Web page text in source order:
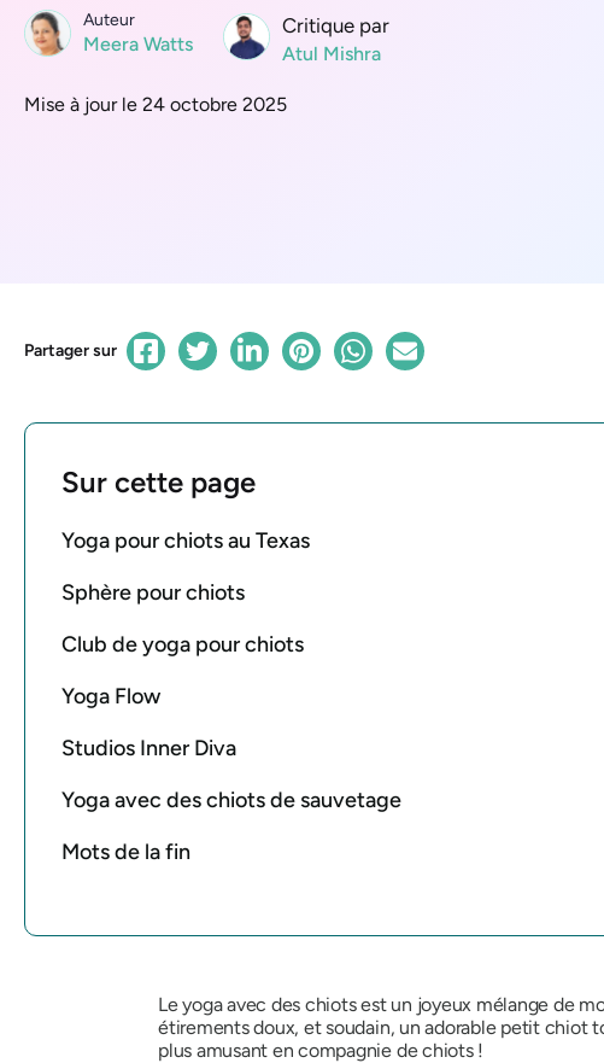
Auteur
Meera Watts
Critique par
Atul Mishra
Mise à jour le 24 octobre 2025
Partager sur
Sur cette page
Yoga pour chiots au Texas
Sphère pour chiots
Club de yoga pour chiots
Yoga Flow
Studios Inner Diva
Yoga avec des chiots de sauvetage
Mots de la fin
Le yoga avec des chiots est un joyeux mélange de
étirements doux, et soudain, un adorable petit chiot
plus amusant en compagnie de chiots !